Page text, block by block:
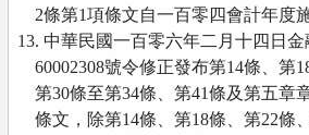
2條第1項條文自一百零四會計年度
13. 中華民國一百零六年二月十四日
60002308號令修正發布第14條、第
第30條至第34條、第41條及第五章
條文，除第14條、第18條、第22條